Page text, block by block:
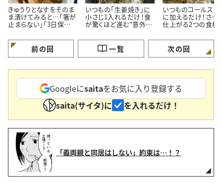
きゅうりとなすをそのま
ま漬けてみると…「箸が
止まらない」「3日保存で
いつもの「生姜焼き」に
小さじ1入れるだけ！食
が驚くほど進む"意外な
いつものコールスロ
に加えるだけ！さっ
仕上がる2つの食材
前の回 一覧 次の回
Googleにsaitaをお気に入り登録する
saita(サイタ)に
を入れるだけ！
「義両親と同居はしない」約束は…！？